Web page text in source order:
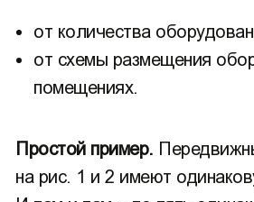
от количества
от схемы размещения
помещениях.
Простой пример.
на рис. 1 и 2 имеют